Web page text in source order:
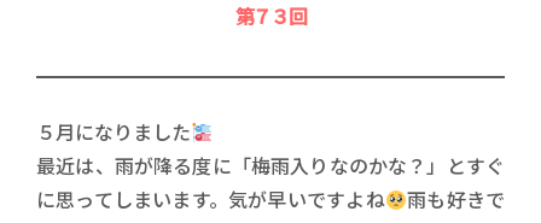
第７３回
５月になりました
最近は、雨が降る度に「梅雨入りなのかな？」とすぐ
に思ってしまいます。気が早いですよね
雨も好きで